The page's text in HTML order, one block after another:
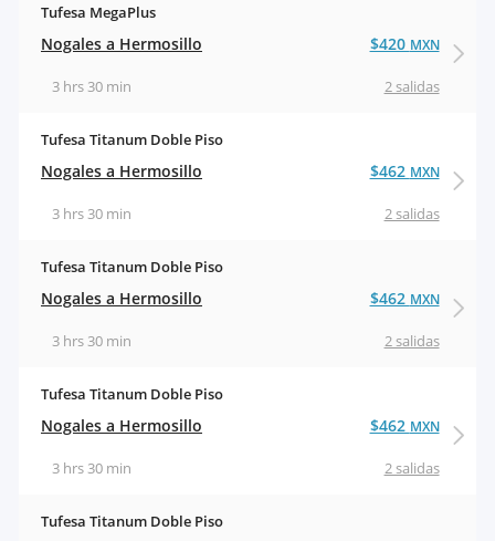
Tufesa MegaPlus
Nogales a Hermosillo
2 salidas
3 hrs 30 min
$420 MXN
Tufesa Titanum Doble Piso
Nogales a Hermosillo
2 salidas
3 hrs 30 min
$462 MXN
Tufesa Titanum Doble Piso
Nogales a Hermosillo
2 salidas
3 hrs 30 min
$462 MXN
Tufesa Titanum Doble Piso
Nogales a Hermosillo
2 salidas
3 hrs 30 min
$462 MXN
Tufesa Titanum Doble Piso